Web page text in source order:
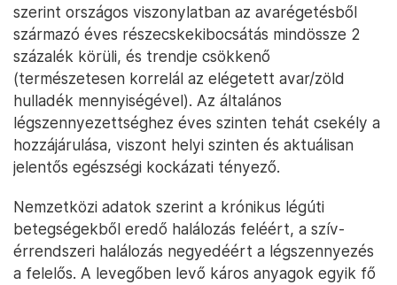
szerint országos viszonylatban az avarégetésből
származó éves részecskekibocsátás mindössze 2
százalék körüli, és trendje csökkenő
(természetesen korrelál az elégetett avar/zöld
hulladék mennyiségével). Az általános
légszennyezettséghez éves szinten tehát csekély a
hozzájárulása, viszont helyi szinten és aktuálisan
jelentős egészségi kockázati tényező.
Nemzetközi adatok szerint a krónikus légúti
betegségekből eredő halálozás feléért, a szív-
érrendszeri halálozás negyedéért a légszennyezés
a felelős. A levegőben levő káros anyagok egyik fő